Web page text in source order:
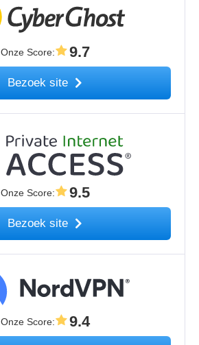
Onze Score: 9.7
Bezoek site
Onze Score: 9.5
Bezoek site
Onze Score: 9.4